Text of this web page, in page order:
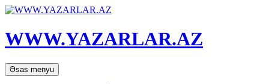
WWW.YAZARLAR.AZ
Axtar
Əsas menyu Mühtəviyyata
keç